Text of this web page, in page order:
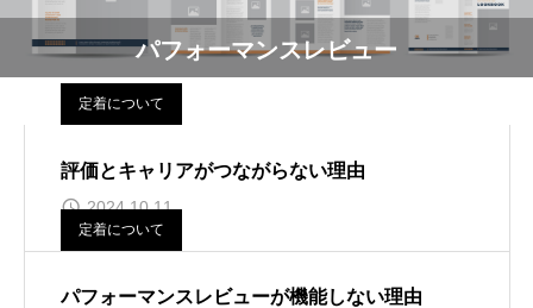
パフォーマンスレビュー
定着について
評価とキャリアがつながらない理由
2024.10.11
定着について
パフォーマンスレビューが機能しない理由